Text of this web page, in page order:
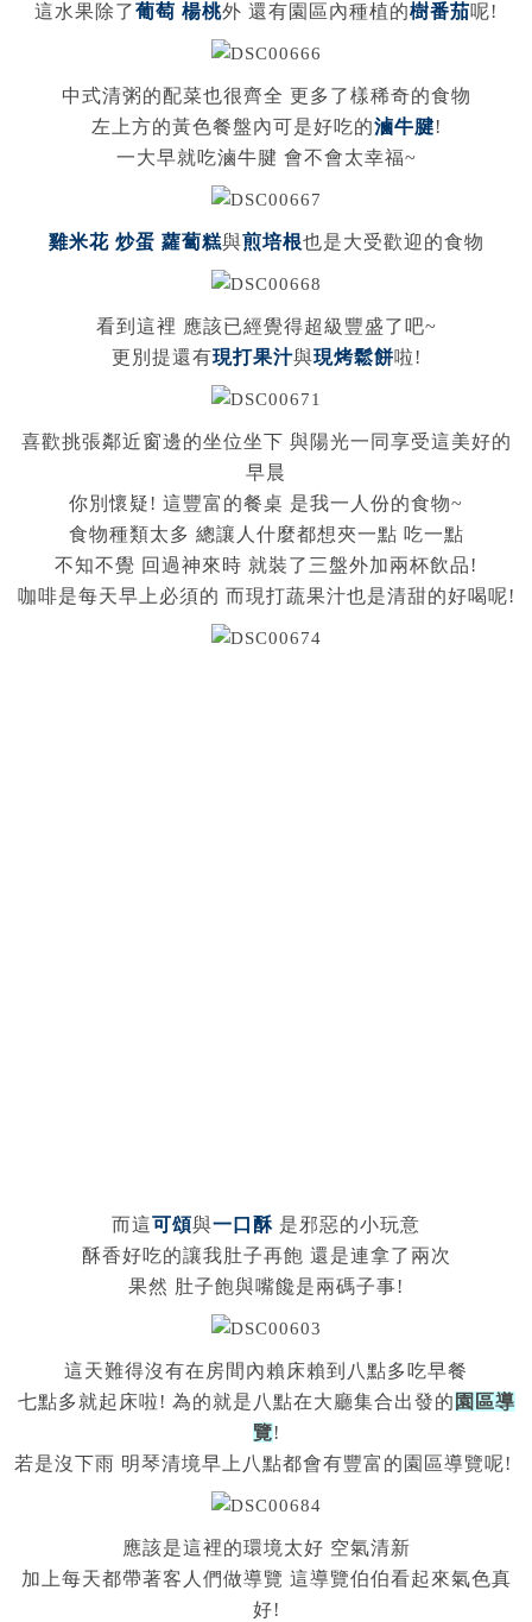
這水果除了葡萄 楊桃外 還有園區內種植的樹番茄呢!
中式清粥的配菜也很齊全 更多了樣稀奇的食物
左上方的黃色餐盤內可是好吃的滷牛腱!
一大早就吃滷牛腱 會不會太幸福~
雞米花 炒蛋 蘿蔔糕與煎培根也是大受歡迎的食物
看到這裡 應該已經覺得超級豐盛了吧~
更別提還有現打果汁與現烤鬆餅啦!
喜歡挑張鄰近窗邊的坐位坐下 與陽光一同享受這美好的
早晨
你別懷疑! 這豐富的餐桌 是我一人份的食物~
食物種類太多 總讓人什麼都想夾一點 吃一點
不知不覺 回過神來時 就裝了三盤外加兩杯飲品!
咖啡是每天早上必須的 而現打蔬果汁也是清甜的好喝呢!
而這可頌與一口酥 是邪惡的小玩意
酥香好吃的讓我肚子再飽 還是連拿了兩次
果然 肚子飽與嘴饞是兩碼子事!
這天難得沒有在房間內賴床賴到八點多吃早餐
七點多就起床啦! 為的就是八點在大廳集合出發的 園區導
覽!
若是沒下雨 明琴清境早上八點都會有豐富的園區導覽呢!
應該是這裡的環境太好 空氣清新
加上每天都帶著客人們做導覽 這導覽伯伯看起來氣色真
好!